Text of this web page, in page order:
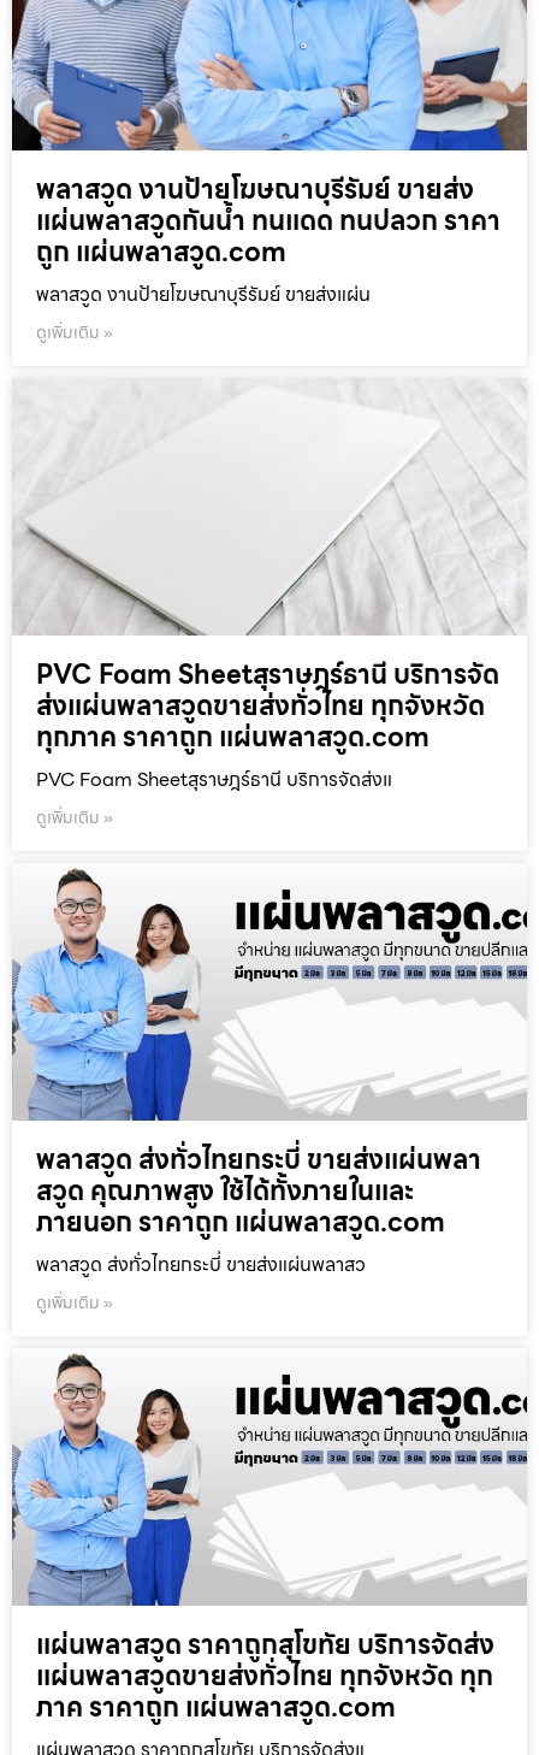
พลาสวูด งานป้ายโฆษณาบุรีรัมย์ ขายส่ง
แผ่นพลาสวูดกันน้ำ ทนแดด ทนปลวก ราคา
ถูก แผ่นพลาสวูด.com
พลาสวูด งานป้ายโฆษณาบุรีรัมย์ ขายส่งแผ่น
ดูเพิ่มเติม »
PVC Foam Sheetสุราษฎร์ธานี บริการจัด
ส่งแผ่นพลาสวูดขายส่งทั่วไทย ทุกจังหวัด
ทุกภาค ราคาถูก แผ่นพลาสวูด.com
PVC Foam Sheetสุราษฎร์ธานี บริการจัดส่งแ
ดูเพิ่มเติม »
พลาสวูด ส่งทั่วไทยกระบี่ ขายส่งแผ่นพลา
สวูด คุณภาพสูง ใช้ได้ทั้งภายในและ
ภายนอก ราคาถูก แผ่นพลาสวูด.com
พลาสวูด ส่งทั่วไทยกระบี่ ขายส่งแผ่นพลาสว
ดูเพิ่มเติม »
แผ่นพลาสวูด ราคาถูกสุโขทัย บริการจัดส่ง
แผ่นพลาสวูดขายส่งทั่วไทย ทุกจังหวัด ทุก
ภาค ราคาถูก แผ่นพลาสวูด.com